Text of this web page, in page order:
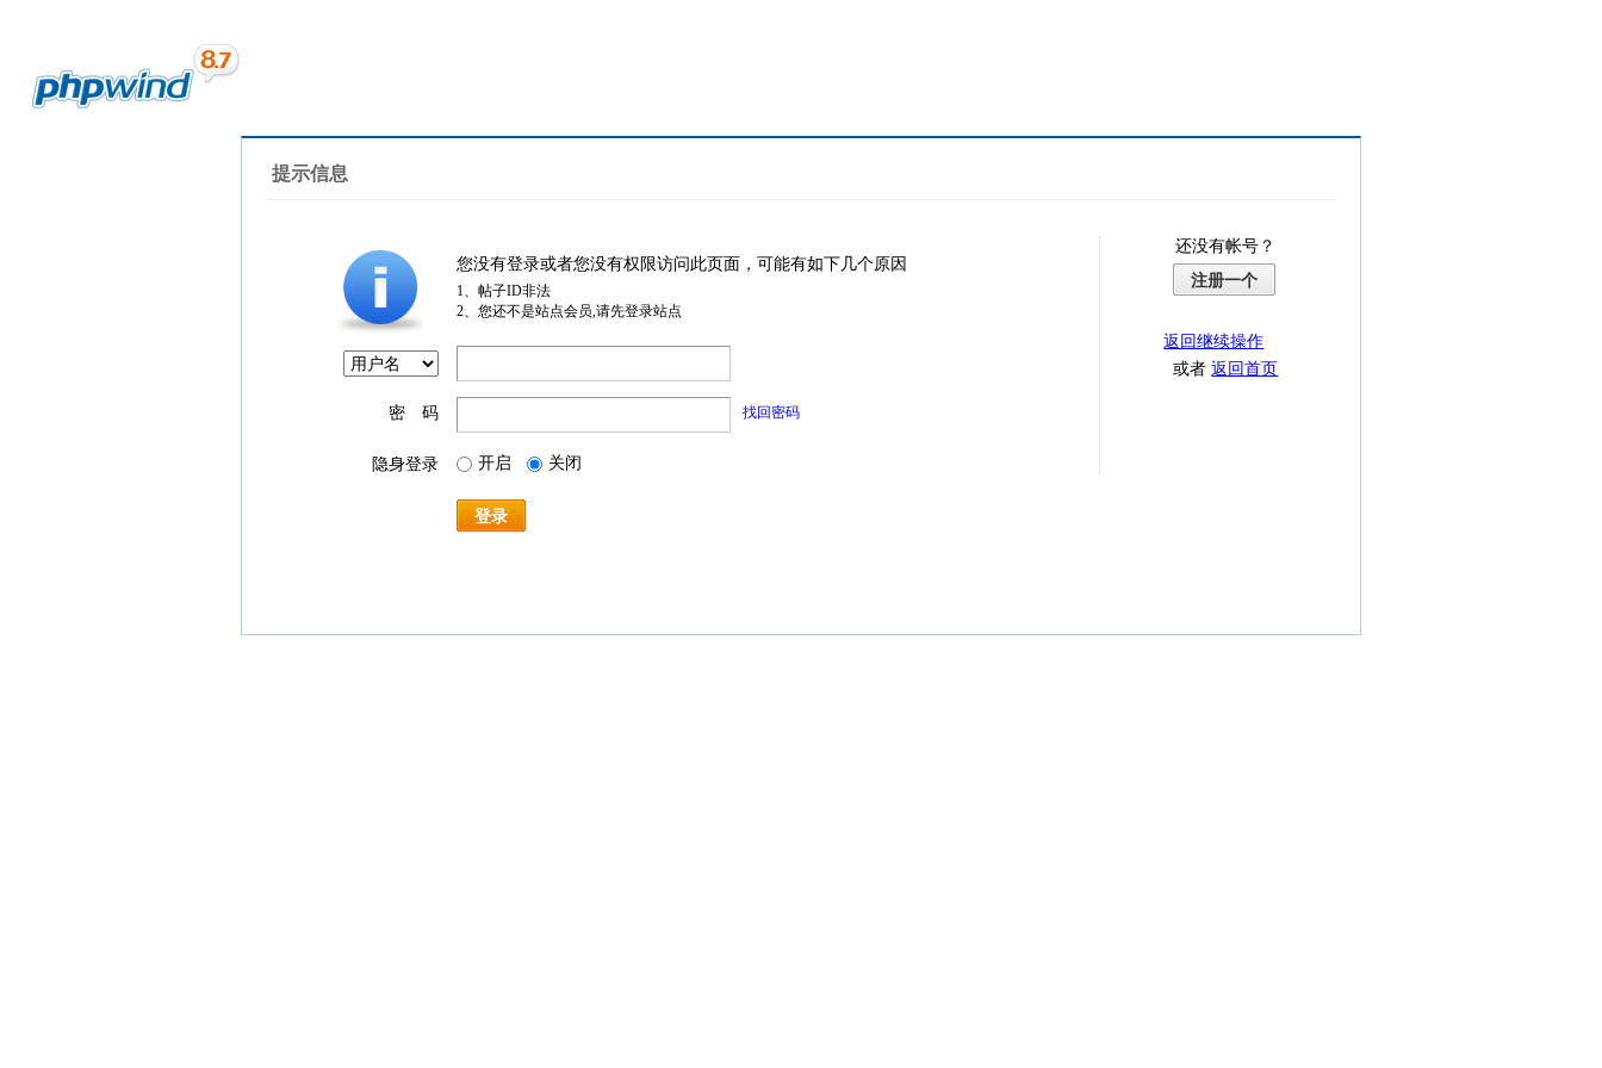
提示信息
您没有登录或者您没有权限访问此页面，可能有如下几个原因
1、帖子ID非法
2、您还不是站点会员,请先登录站点
密 码 找回密码
隐身登录 开启 关闭
登录
还没有帐号？
注册一个
返回继续操作
或者返回首页